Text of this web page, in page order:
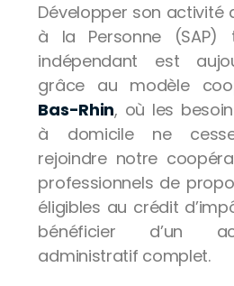
Développer son activité
à la Personne (SAP)
indépendant est
grâce au modèle
Bas-Rhin, où les
à domicile ne
rejoindre notre
professionnels de
éligibles au crédit
bénéficier d’un
administratif complet.